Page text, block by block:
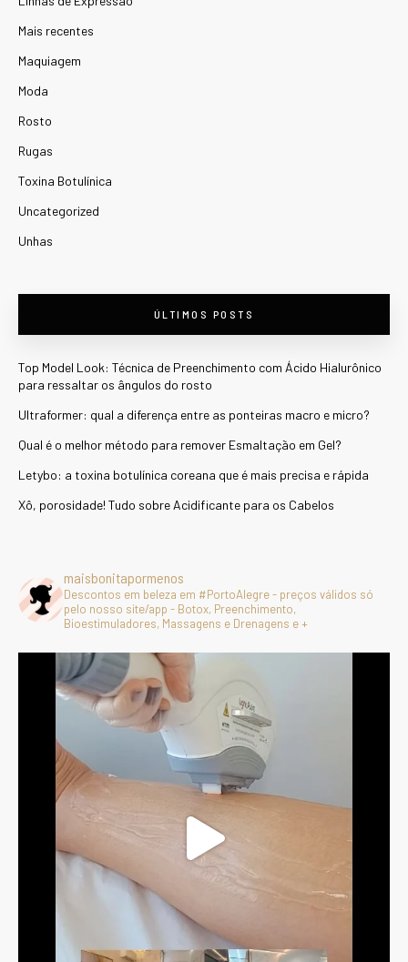
Mais recentes
Maquiagem
Moda
Rosto
Rugas
Toxina Botulínica
Uncategorized
Unhas
ÚLTIMOS POSTS
Top Model Look: Técnica de Preenchimento com Ácido Hialurônico
para ressaltar os ângulos do rosto
Ultraformer: qual a diferença entre as ponteiras macro e micro?
Qual é o melhor método para remover Esmaltação em Gel?
Letybo: a toxina botulínica coreana que é mais precisa e rápida
Xô, porosidade! Tudo sobre Acidificante para os Cabelos
maisbonitapormenos
Descontos em beleza em #PortoAlegre - preços válidos só
pelo nosso site/app - Botox, Preenchimento,
Bioestimuladores, Massagens e Drenagens e +